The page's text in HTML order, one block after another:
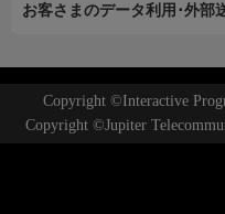
お客さまのデータ利用･外部
Copyright ©Interactive
Copyright ©Jupiter